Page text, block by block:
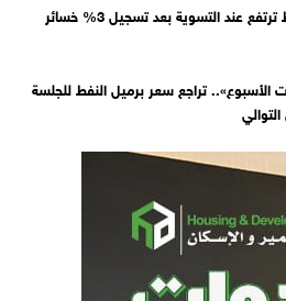
أسعار النفط ترتفع عند التسوية بعد تسجيل 3% خسائر
الأسبوع».. تراجع سعر برميل النفط للجلسة